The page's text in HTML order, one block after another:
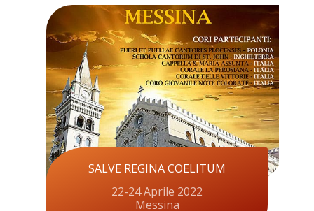
SALVE REGINA COELITUM
22-24 Aprile 2022
Messina